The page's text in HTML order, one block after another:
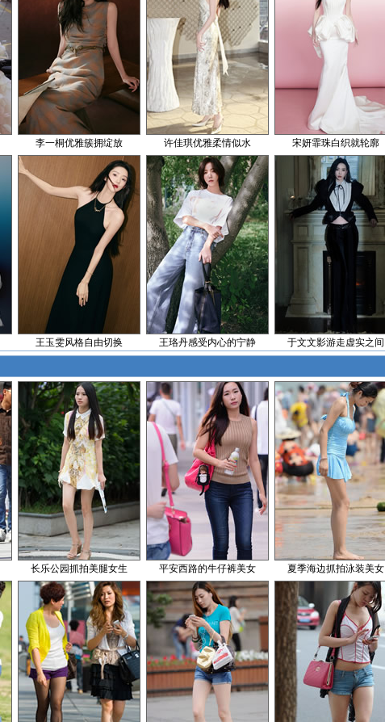
李一桐优雅簇拥绽放 许佳琪优雅柔情似水 宋妍霏珠白织就轮廓
王玉雯风格自由切换 王珞丹感受内心的宁静 于文文影游走虚实之间
长乐公园抓拍美腿女生 平安西路的牛仔裤美女 夏季海边抓拍泳装美女